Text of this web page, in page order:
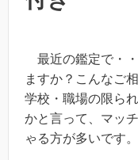
最近の鑑定で・
ますか？こんなご
学校・職場の限ら
かと言って、マッ
ゃる方が多いです。